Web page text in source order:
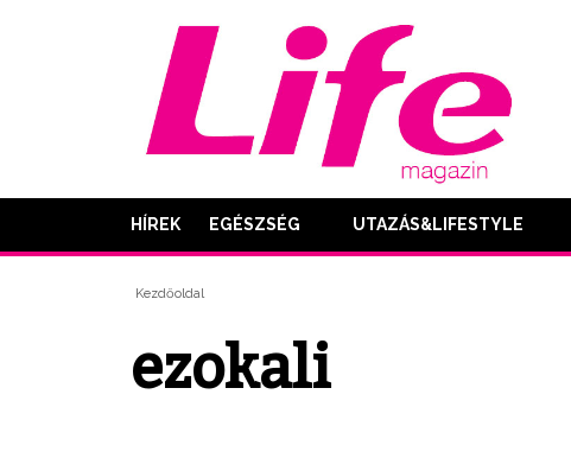
HÍREK EGÉSZSÉG UTAZÁS&LIFESTYLE
Kezdőoldal
ezokali